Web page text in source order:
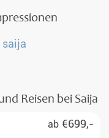
Reisen bei Saija
ab €699,-